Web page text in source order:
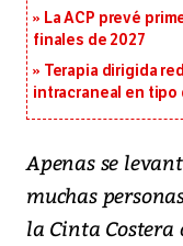
La ACP prevé
finales de 2027
Terapia dirigida
intracraneal en tipo
Apenas se
muchas
la Cinta Costera